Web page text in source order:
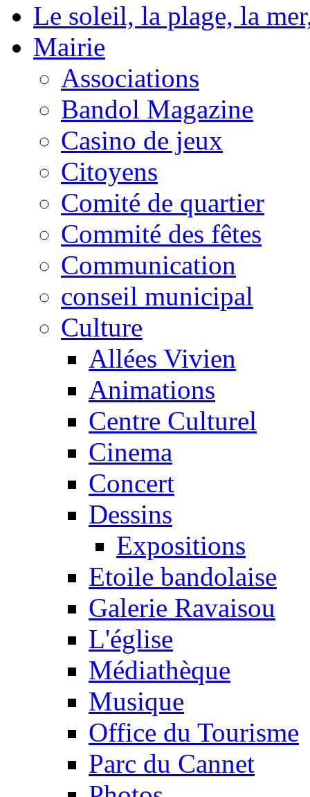
Le soleil, la plage, la
Mairie
Associations
Bandol Magazine
Casino de jeux
Citoyens
Comité de quartier
Commité des fêtes
Communication
conseil municipal
Culture
Allées Vivien
Animations
Centre Culturel
Cinema
Concert
Dessins
Expositions
Etoile bandolaise
Galerie Ravaisou
L'église
Médiathèque
Musique
Office du Tourisme
Parc du Cannet